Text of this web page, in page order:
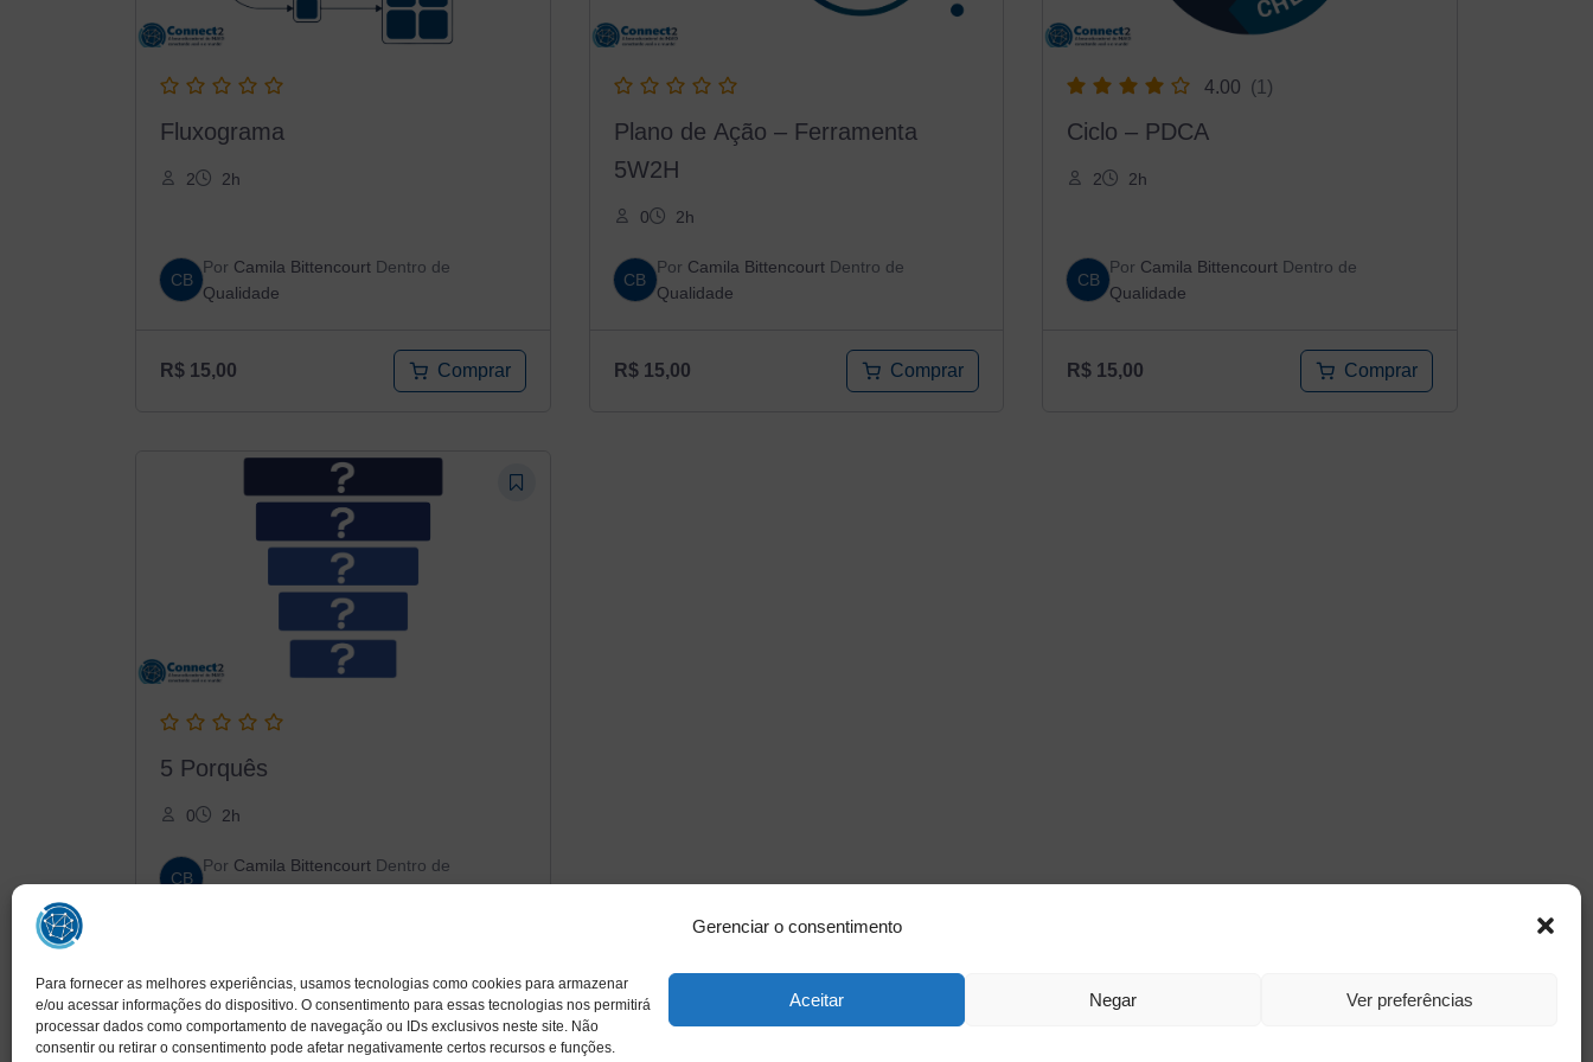
Gerenciar o consentimento
Para fornecer as melhores experiências, usamos tecnologias como cookies para armazenar
e/ou acessar informações do dispositivo. O consentimento para essas tecnologias nos permitirá
processar dados como comportamento de navegação ou IDs exclusivos neste site. Não
consentir ou retirar o consentimento pode afetar negativamente certos recursos e funções.
Aceitar Negar Ver preferências
Fluxograma
2 2h
CB
Por Camila Bittencourt Dentro de
Qualidade
R$ 15,00 Comprar
Plano de Ação – Ferramenta
5W2H
0 2h
CB
Por Camila BittencourtDentro de
Qualidade
R$15,00 Comprar
4.00 (1)
Ciclo – PDCA
2 2h
CB
Por Camila Bittencourt Dentro de
Qualidade
R$ 15,00 Comprar
5 Porquês
0 2h
CB
Por Camila Bittencourt Dentro de